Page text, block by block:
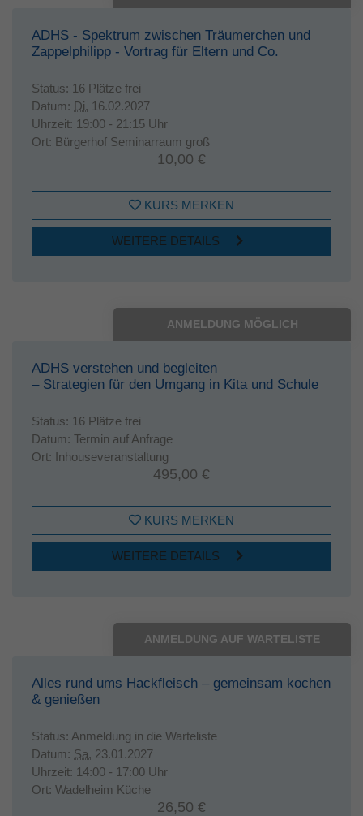
ADHS - Spektrum zwischen Träumerchen und
Zappelphilipp - Vortrag für Eltern und Co.
Status: 16 Plätze frei
Datum: Di. 16.02.2027
Uhrzeit: 19:00 - 21:15 Uhr
Ort: Bürgerhof Seminarraum groß
10,00 €
KURS MERKEN
WEITERE DETAILS
ANMELDUNG MÖGLICH
ADHS verstehen und begleiten
– Strategien für den Umgang in Kita und Schule
Status: 16 Plätze frei
Datum: Termin auf Anfrage
Ort: Inhouseveranstaltung
495,00 €
KURS MERKEN
WEITERE DETAILS
ANMELDUNG AUF WARTELISTE
Alles rund ums Hackfleisch – gemeinsam kochen
& genießen
Status: Anmeldung in die Warteliste
Datum: Sa. 23.01.2027
Uhrzeit: 14:00 - 17:00 Uhr
Ort: Wadelheim Küche
26,50 €